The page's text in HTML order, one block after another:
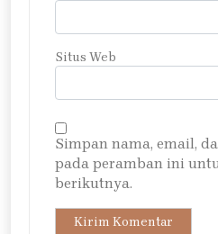
Situs Web
Simpan nama, email,
pada peramban ini
berikutnya.